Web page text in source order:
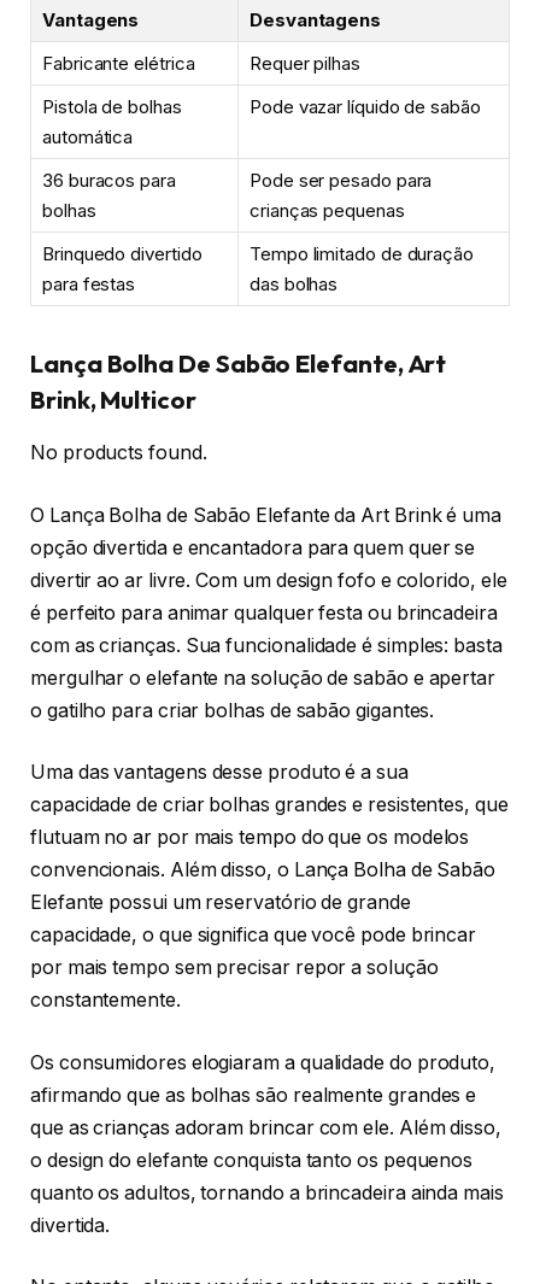
Vantagens
Desvantagens
Fabricante elétrica
Requer pilhas
Pistola de bolhas
automática
Pode vazar líquido de sabão
36 buracos para
bolhas
Pode ser pesado para
crianças pequenas
Brinquedo divertido
para festas
Tempo limitado de duração
das bolhas
Lança Bolha De Sabão Elefante, Art
Brink, Multicor
No products found.
O Lança Bolha de Sabão Elefante da Art Brink é uma
opção divertida e encantadora para quem quer se
divertir ao ar livre. Com um design fofo e colorido, ele
é perfeito para animar qualquer festa ou brincadeira
com as crianças. Sua funcionalidade é simples: basta
mergulhar o elefante na solução de sabão e apertar
o gatilho para criar bolhas de sabão gigantes.
Uma das vantagens desse produto é a sua
capacidade de criar bolhas grandes e resistentes, que
flutuam no ar por mais tempo do que os modelos
convencionais. Além disso, o Lança Bolha de Sabão
Elefante possui um reservatório de grande
capacidade, o que significa que você pode brincar
por mais tempo sem precisar repor a solução
constantemente.
Os consumidores elogiaram a qualidade do produto,
afirmando que as bolhas são realmente grandes e
que as crianças adoram brincar com ele. Além disso,
o design do elefante conquista tanto os pequenos
quanto os adultos, tornando a brincadeira ainda mais
divertida.